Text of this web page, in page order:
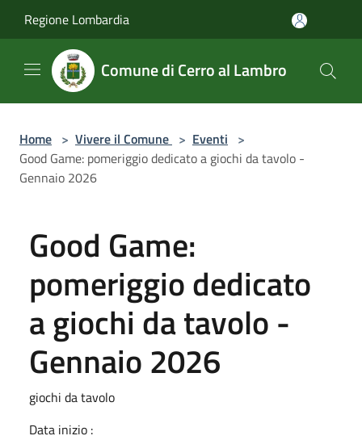
Regione Lombardia
Comune di Cerro al Lambro
Home > Vivere il Comune > Eventi >
Good Game: pomeriggio dedicato a giochi da tavolo -
Gennaio 2026
Good Game:
pomeriggio dedicato
a giochi da tavolo -
Gennaio 2026
giochi da tavolo
Data inizio :